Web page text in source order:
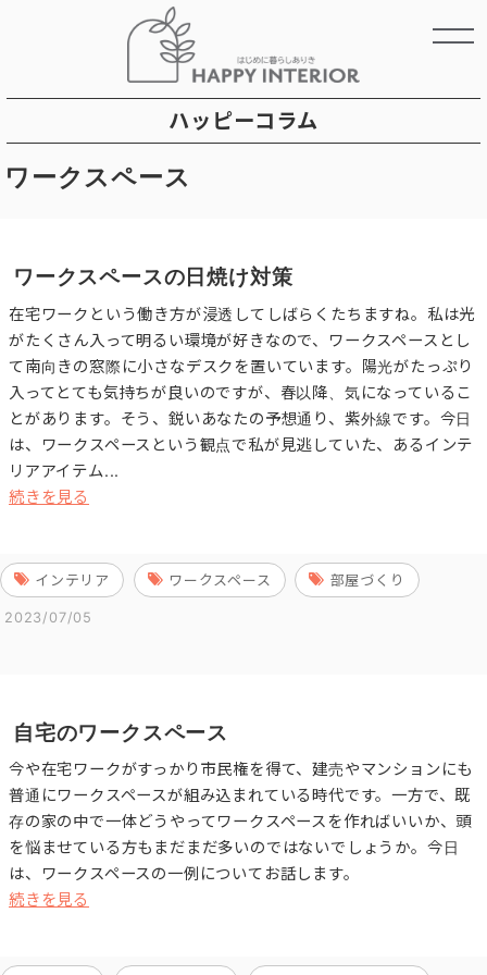
ハッピーコラム
ワークスペース
ワークスペースの日焼け対策
在宅ワークという働き方が浸透してしばらくたちますね。私は光
がたくさん入って明るい環境が好きなので、ワークスペースとし
て南向きの窓際に小さなデスクを置いています。陽光がたっぷり
入ってとても気持ちが良いのですが、春以降、気になっているこ
とがあります。そう、鋭いあなたの予想通り、紫外線です。今日
は、ワークスペースという観点で私が見逃していた、あるインテ
リアアイテム...
続きを見る
インテリア ワークスペース 部屋づくり
2023/07/05
自宅のワークスペース
今や在宅ワークがすっかり市民権を得て、建売やマンションにも
普通にワークスペースが組み込まれている時代です。一方で、既
存の家の中で一体どうやってワークスペースを作ればいいか、頭
を悩ませている方もまだまだ多いのではないでしょうか。今日
は、ワークスペースの一例についてお話します。
続きを見る